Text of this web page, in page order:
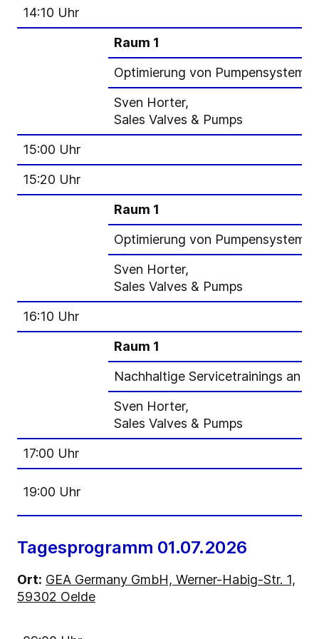
14:10 Uhr
Raum 1
Optimierung von
Sven Horter,
Sales Valves & Pumps
15:00 Uhr
15:20 Uhr
Raum 1
Optimierung von
Sven Horter,
Sales Valves & Pumps
16:10 Uhr
Raum 1
Nachhaltige Servicetrainings an
Sven Horter,
Sales Valves & Pumps
17:00 Uhr
19:00 Uhr
Tagesprogramm 01.07.2026
Ort: GEA Germany GmbH, Werner-Habig-Str. 1,
59302 Oelde